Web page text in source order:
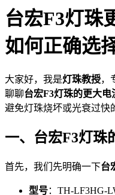
台宏F3灯珠
如何正确选
大家好，我是灯珠教授，
聊聊台宏F3灯珠的更大电
避免灯珠烧坏或光衰过快
一、台宏F3灯珠
首先，我们先明确一下台
型号：TH-LF3HG-